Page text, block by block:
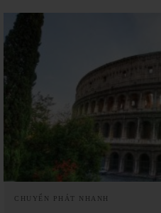
CHUYỂN PHÁT NHANH